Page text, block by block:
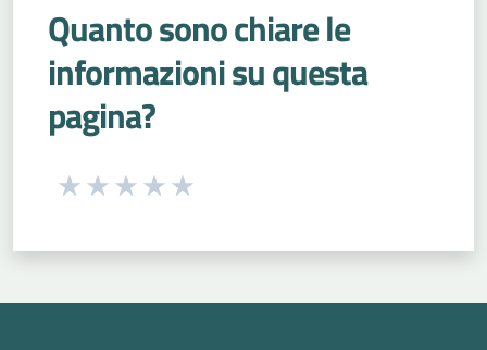
Quanto sono chiare le
informazioni su questa
pagina?
Seleziona una valutazione da 1 a 5 stelle